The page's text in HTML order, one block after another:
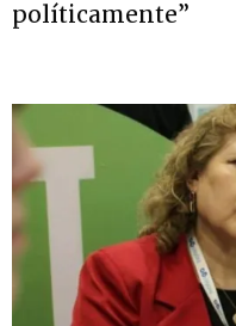
políticamente”